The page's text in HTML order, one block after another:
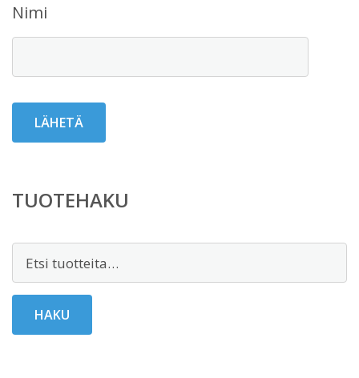
Nimi
TUOTEHAKU
HAKU